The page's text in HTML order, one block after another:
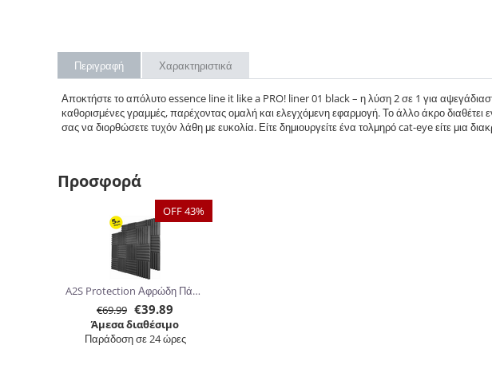
Περιγραφή Χαρακτηριστικά
Αποκτήστε το απόλυτο essence line it like a PRO! liner 01 black – η λύση 2 σε 1 για
καθορισμένες γραμμές, παρέχοντας ομαλή και ελεγχόμενη εφαρμογή. Το άλλο άκρο
σας να διορθώσετε τυχόν λάθη με ευκολία. Είτε δημιουργείτε ένα τολμηρό cat-eye είτε μια
Προσφορά
OFF 43%
A2S Protection Αφρώδη Πάνελ Ηχομόνωσης 30.5 x 30.5 x 5cm 24τμχ
€69.99 €39.89
Άμεσα διαθέσιμο
Παράδοση σε 24 ώρες